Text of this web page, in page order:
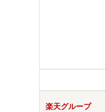
楽天グループ